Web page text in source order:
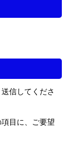
信してくださ
目に、ご要望